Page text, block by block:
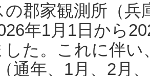
の郡家観測所（
年1月1日から
た。これに伴い
通年、1月、2月